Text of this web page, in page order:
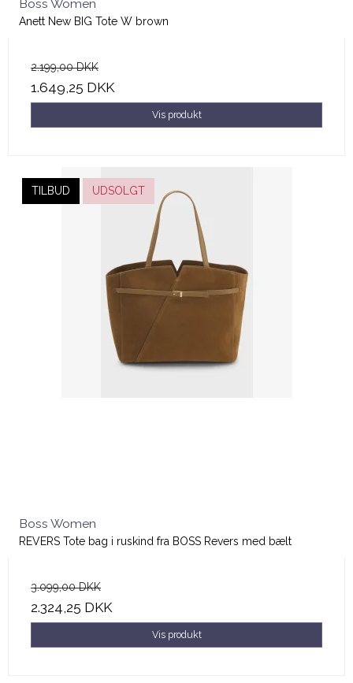
Boss Women
Anett New BIG Tote W brown
2.199,00 DKK
1.649,25 DKK
Vis produkt
TILBUD UDSOLGT
Boss Women
REVERS Tote bag i ruskind fra BOSS Revers med bælt
3.099,00 DKK
2.324,25 DKK
Vis produkt